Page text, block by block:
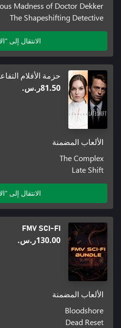
Madness of Doctor Dekker
The Shapeshifting Detective
الانتقال إلى
حزمة الأفلام
‪ر.س.‏‎81.50‬
الألعاب المضمنة
The Complex
Late Shift
الانتقال إلى
FMV SCI-FI
‪ر.س.‏‎130.00‬
الألعاب المضمنة
Bloodshore
Dead Reset